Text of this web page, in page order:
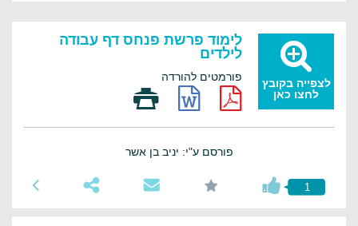
לצפייה בקובץ
לחצו כאן
לימוד פרשת פנחס דף עבודה
לילדים
פורמטים להורדה
פורסם ע"י: יניב בן אשר
1